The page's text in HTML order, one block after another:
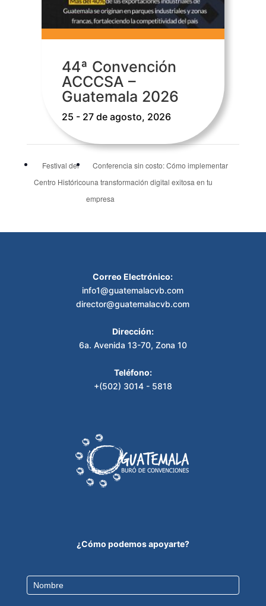
44ª Convención
ACCCSA –
Guatemala 2026
25 - 27 de agosto, 2026
Festival del
Centro Histórico
Conferencia sin costo: Cómo implementar
una transformación digital exitosa en tu
empresa
Correo Electrónico:
info1@guatemalacvb.com
director@guatemalacvb.com
Dirección:
6a. Avenida 13-70, Zona 10
Teléfono:
+(502) 3014 - 5818
¿Cómo podemos apoyarte?
Contact
Us